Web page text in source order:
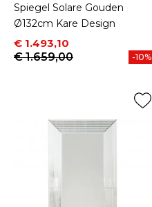
Spiegel Solare Gouden
Ø132cm Kare Design
Prijs
€ 1.493,10
Normale prijs
€ 1.659,00
-10%